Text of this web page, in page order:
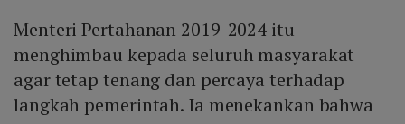
Menteri Pertahanan 2019-2024 itu
menghimbau kepada seluruh masyarakat
agar tetap tenang dan percaya terhadap
langkah pemerintah. Ia menekankan bahwa